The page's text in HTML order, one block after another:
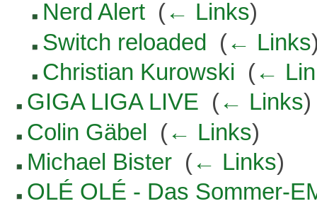
Nerd Alert‎ (← Links)
Switch reloaded
(← Links
Christian Kurowski (←
GIGA LIGA LIVE (← Links)
Colin Gäbel
(← Links)
Michael Bister (← Links)
OLÉ OLÉ - Das Sommer-